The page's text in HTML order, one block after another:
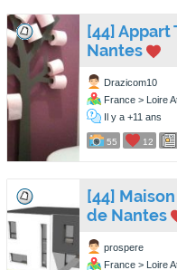
[44] Appart
Nantes
Drazicom10
France > Loire
Il y a +11 ans
55 12
[44]
de Nantes
prospere
France > Loire